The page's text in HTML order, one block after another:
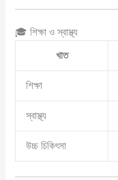
🎓 শিক্ষা ও স্বাস্থ্য
খাত
শিক্ষা
স্বাস্থ্য
উচ্চ চিকিৎসা